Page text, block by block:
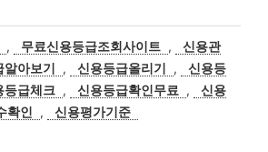
, 무료신용등급조회사이트 ,
신용관
아보기 , 신용등급올리기 ,
신용등
등급체크 , 신용등급확인무료 ,
신용
확인
, 신용평가기준